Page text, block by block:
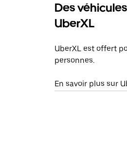
Des
UberXL
UberXL est offert
personnes.
En savoir plus sur